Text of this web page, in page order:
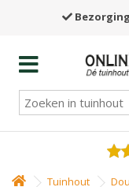
Tuinhout